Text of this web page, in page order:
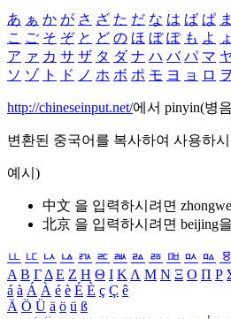
あ ぁ か が さ ざ た だ な は ば ぱ ま
こ ご そ ぞ と ど の ほ ぼ ぽ も よ ょ
ア ァ カ サ ザ タ ダ ナ ハ バ パ マ
ソ ゾ ト ド ノ ホ ボ ポ モ ヨ ョ ロ ヲ
http://chineseinput.net/에서 pinyin(병
변환된 중국어를 복사하여 사용하
예시)
中文 을 입력하시려면
北京 을 입력하시려면 beijing
ㅥ ㅦ ㅧ ㅨ ㅩ ㅪ ㅫ ㅬ ㅭ ㅮ ㅯ ㅰ ㅱ
Α Β ΓΔ Ε Ζ Η Θ Ι ΚΛ Μ Ν Ξ Ο Π Ρ
á à Á À é è É È ç Ç ê
Ä Ö Ü ä ö ü ß